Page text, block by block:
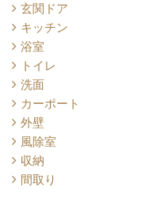
玄関ドア
キッチン
浴室
トイレ
洗面
カーポート
外壁
風除室
収納
間取り